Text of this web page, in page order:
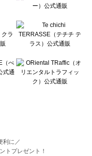
利に／
トプレゼント！